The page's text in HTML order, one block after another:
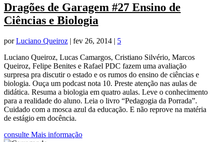
Dragões de Garagem #27 Ensino de
Ciências e Biologia
porLuciano Queiroz | fev 26, 2014 | 5
Luciano Queiroz, Lucas Camargos, Cristiano Silvério, Marcos
Queiroz, Felipe Benites e Rafael PDC fazem uma avaliação
surpresa pra discutir o estado e os rumos do ensino de ciências e
biologia. Ouça um podcast nota 10. Preste atenção nas aulas de
didática. Resuma a biologia em quatro aulas. Leve o conhecimento
para a realidade do aluno. Leia o livro “Pedagogia da Porrada”.
Cuidado com a mosca azul da educação. E não reprove na matéria
de estágio em docência.
consulte Mais informação